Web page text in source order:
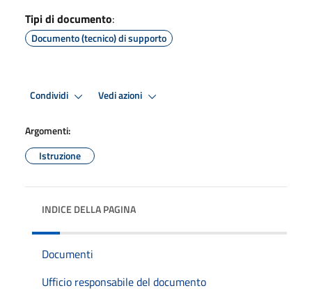
Tipi di documento:
Documento (tecnico) di supporto
Condividi Vedi azioni
Argomenti:
Istruzione
INDICE DELLA PAGINA
Documenti
Ufficio responsabile del documento